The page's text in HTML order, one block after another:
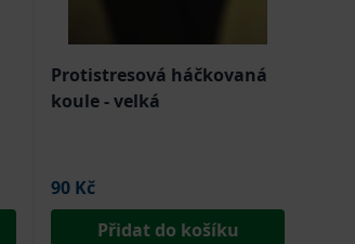
Protistresová háčkovaná
koule - velká
90 Kč
Přidat do košíku